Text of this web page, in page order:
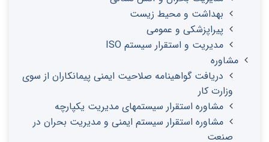
بهداشت و محیط زیست
پیراپزشکی و عمومی
مدیریت و استقرار سیستم ISO
مشاوره
دریافت گواهینامه صلاحیت ایمنی پیمانکاران از سوی
وزارت کار
مشاوره استقرار سیستمهای مدیریت یکپارچه
مشاوره استقرار سیستم ایمنی و مدیریت بحران در
صنعت